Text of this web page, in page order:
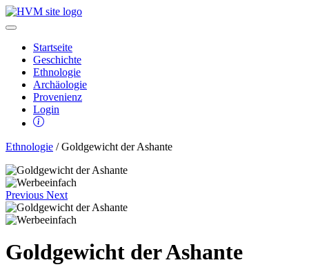
Startseite
Geschichte
Ethnologie
Archäologie
Provenienz
Login
Ethnologie / Goldgewicht der Ashante
Previous Next
Goldgewicht der Ashante